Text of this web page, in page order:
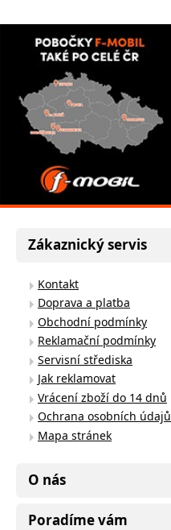
Zákaznický servis
Kontakt
Doprava a platba
Obchodní podmínky
Reklamační podmínky
Servisní střediska
Jak reklamovat
Vrácení zboží do 14 dnů
Ochrana osobních údajů
Mapa stránek
O nás
Poradíme vám